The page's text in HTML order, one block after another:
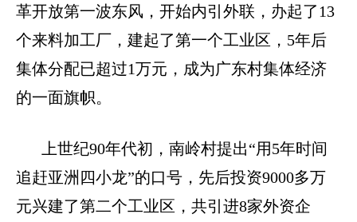
革开放第一波东风，开始内引外联，办起了13
个来料加工厂，建起了第一个工业区， 5年后
集体分配已超过1万元，成为广东村集体经济
的一面旗帜。
上世纪90年代初，南岭村提出“用5年时间
追赶亚洲四小龙”的口号，先后投资9000多万
元兴建了第二个工业区，共引进8家外资企